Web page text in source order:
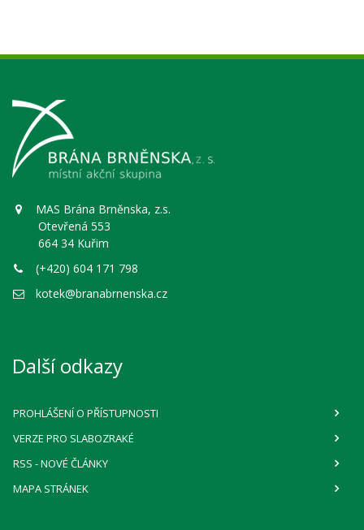
MAS Brána Brněnska, z.s.
Otevřená 553
664 34 Kuřim
(+420) 604 171 798
kotek@branabrnenska.cz
Další odkazy
PROHLÁŠENÍ O PŘÍSTUPNOSTI
VERZE PRO SLABOZRAKÉ
RSS - NOVÉ ČLÁNKY
MAPA STRÁNEK